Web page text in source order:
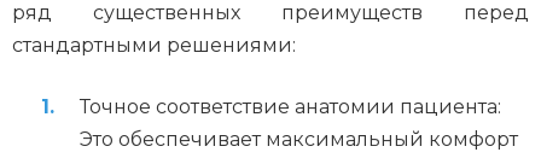
ряд существенных преимуществ перед
стандартными решениями:
Точное соответствие анатомии пациента:
Это обеспечивает максимальный комфорт